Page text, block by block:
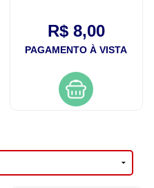
R$ 8,00
PAGAMENTO À VISTA